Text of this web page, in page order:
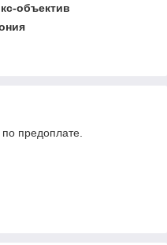
объектив
предоплате.